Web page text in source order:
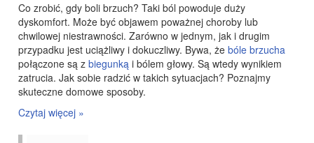
Co zrobić, gdy boli brzuch? Taki ból powoduje duży
dyskomfort. Może być objawem poważnej choroby lub
chwilowej niestrawności. Zarówno w jednym, jak i drugim
przypadku jest uciążliwy i dokuczliwy. Bywa, że bóle brzucha
połączone są z biegunką i bólem głowy. Są wtedy wynikiem
zatrucia. Jak sobie radzić w takich sytuacjach? Poznajmy
skuteczne domowe sposoby.
Czytaj więcej »